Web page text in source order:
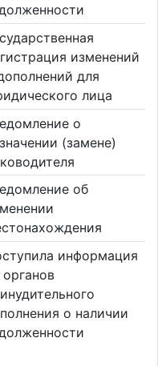
изменений
для
лица
о
(замене)
об
информация
органов
о наличии